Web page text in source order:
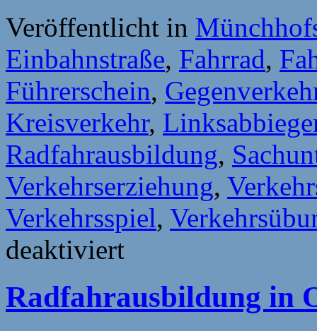
Veröffentlicht in
Einbahnstraße, Fahrrad,
Führerschein,
Kreisverkehr,
Radfahrausbildung,
Verkehrserziehung,
Verkehrsspiel,
deaktiviert
Fahrradführerschein
Radfahrausbildung in